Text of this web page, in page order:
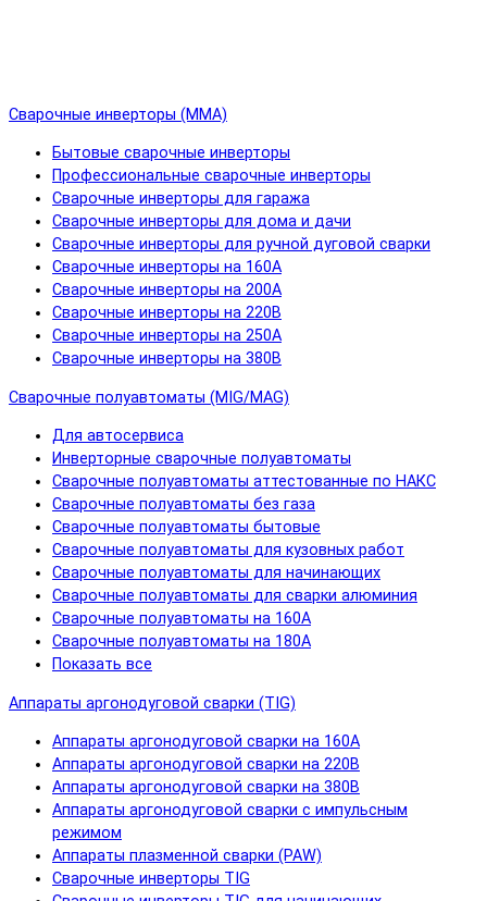
Сварочные инверторы (MMA)
Бытовые сварочные инверторы
Профессиональные сварочные инверторы
Сварочные инверторы для гаража
Сварочные инверторы для дома и дачи
Сварочные инверторы для ручной дуговой сварки
Сварочные инверторы на 160А
Сварочные инверторы на 200А
Сварочные инверторы на 220В
Сварочные инверторы на 250А
Сварочные инверторы на 380В
Сварочные полуавтоматы (MIG/MAG)
Для автосервиса
Инверторные сварочные полуавтоматы
Сварочные полуавтоматы аттестованные по НАКС
Сварочные полуавтоматы без газа
Сварочные полуавтоматы бытовые
Сварочные полуавтоматы для кузовных работ
Сварочные полуавтоматы для начинающих
Сварочные полуавтоматы для сварки алюминия
Сварочные полуавтоматы на 160А
Сварочные полуавтоматы на 180А
Показать все
Аппараты аргонодуговой сварки (TIG)
Аппараты аргонодуговой сварки на 160А
Аппараты аргонодуговой сварки на 220В
Аппараты аргонодуговой сварки на 380В
Аппараты аргонодуговой сварки с импульсным
режимом
Аппараты плазменной сварки (PAW)
Сварочные инверторы TIG